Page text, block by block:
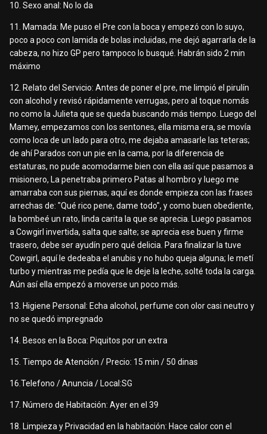
10. Sexo anal: No lo da
11. Mamada: Me puso el Pre con la boca y empezó con lo suyo,
poco a poco con lamida de bolas incluidas, me dejó agarrarla de la
cabeza, no hizo GP pero tampoco lo busqué. Habrán sido 2 min
máximo
12. Relato del Servicio: Antes de poner el pre, me limpió el pirulín
con alcohol y revisó rápidamente verrugas, pero al toque nomás
no como la Julieta que se queda buscando más tiempo. Luego del
Mamey, empezamos con los sentones, ella misma era, se movía
como loca de un lado para otro, me dejaba amasarle las teteras;
de ahí Parados con un pie en la cama, por la diferencia de
estaturas, no pude acomodarme bien con ella así que pasamos a
misionero, La penetraba primero Patas al hombro y luego me
amarraba con sus piernas, aquí es donde empieza con las frases
arrechas de: "Qué rico pene, dame todo", y como buen obediente,
la bombeé un rato, linda carita la que se aprecia. Luego pasamos
a Cowgirl invertida, salta que salte; se aprecia ese buen y firme
trasero, debe ser ayudín pero qué delicia. Para finalizar la tuve
Cowgirl, aquí le dedeaba el anubis y no hubo queja alguna; le metí
turbo y mientras me pedía que le deje la leche, solté toda la carga.
Aún así ella empezó a moverse un poco más.
13. Higiene Personal: Echa alcohol, perfume con olor casi neutro y
no se quedó impregnado
14. Besos en la Boca: Piquitos por un extra
15. Tiempo de Atención / Precio: 15 min / 50 dinas
16.Telefono / Anuncia / Local:SG
17. Número de Habitación: Ayer en el 39
18. Limpieza y Privacidad en la habitación: Hace calor con el